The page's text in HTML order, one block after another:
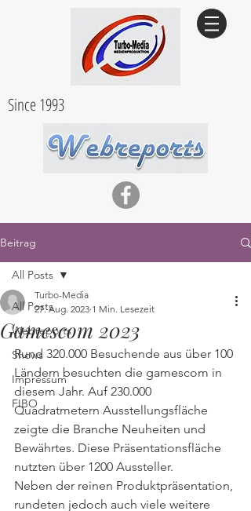
Since 1993
Beitrag
All Posts
Webreports
Shows
Impressum
FIBO
All Posts
Gamescom 2023
Turbo-Media
27. Aug. 2023 1 Min. Lesezeit
Rund 320.000 Besuchende aus über 100
Ländern besuchten die gamescom in
diesem Jahr. Auf 230.000
Quadratmetern Ausstellungsfläche
zeigte die Branche Neuheiten und
Bewährtes. Diese Präsentationsfläche
nutzten über 1200 Aussteller.
Neben der reinen Produktpräsentation,
rundeten jedoch auch viele weitere